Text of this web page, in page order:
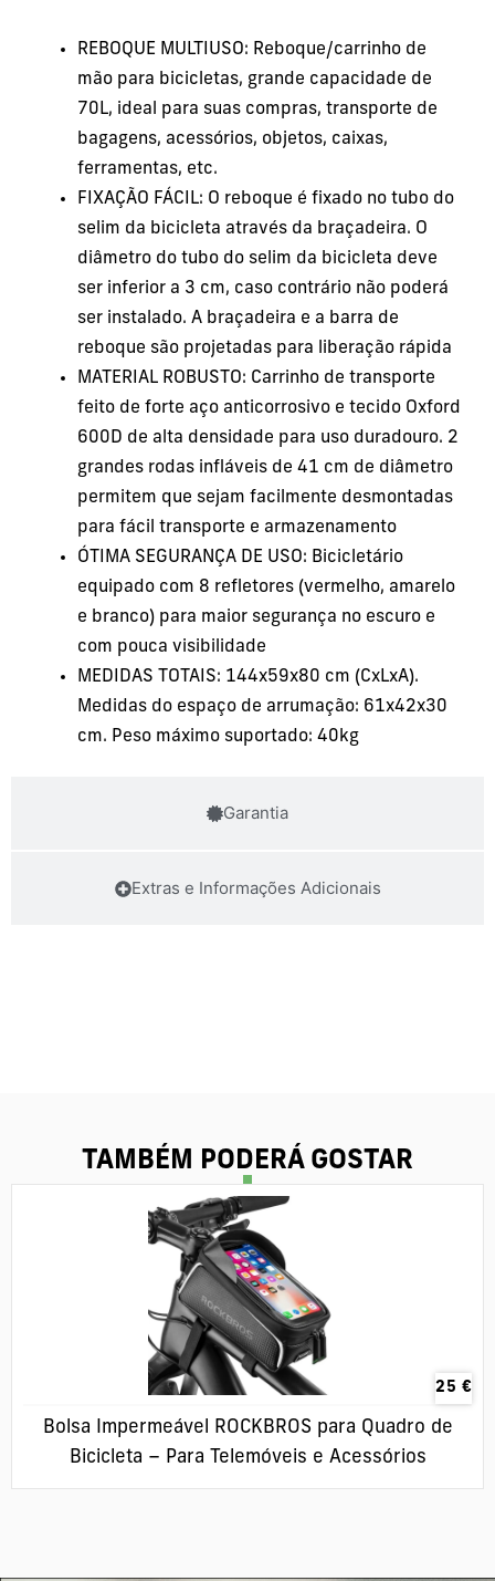
Garantia
Extras e Informações Adicionais
REBOQUE MULTIUSO: Reboque/carrinho de
mão para bicicletas, grande capacidade de
70L, ideal para suas compras, transporte de
bagagens, acessórios, objetos, caixas,
ferramentas, etc.
FIXAÇÃO FÁCIL: O reboque é fixado no tubo do
selim da bicicleta através da braçadeira. O
diâmetro do tubo do selim da bicicleta deve
ser inferior a 3 cm, caso contrário não poderá
ser instalado. A braçadeira e a barra de
reboque são projetadas para liberação rápida
MATERIAL ROBUSTO: Carrinho de transporte
feito de forte aço anticorrosivo e tecido Oxford
600D de alta densidade para uso duradouro. 2
grandes rodas infláveis de 41 cm de diâmetro
permitem que sejam facilmente desmontadas
para fácil transporte e armazenamento
ÓTIMA SEGURANÇA DE USO: Bicicletário
equipado com 8 refletores (vermelho, amarelo
e branco) para maior segurança no escuro e
com pouca visibilidade
MEDIDAS TOTAIS: 144x59x80 cm (CxLxA).
Medidas do espaço de arrumação: 61x42x30
cm. Peso máximo suportado: 40kg
TAMBÉM PODERÁ GOSTAR
25 €
Bolsa Impermeável ROCKBROS para Quadro de
Bicicleta – Para Telemóveis e Acessórios